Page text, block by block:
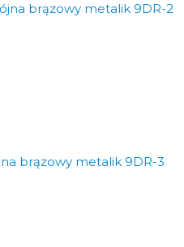
brązowy metalik 9DR-2
brązowy metalik 9DR-3